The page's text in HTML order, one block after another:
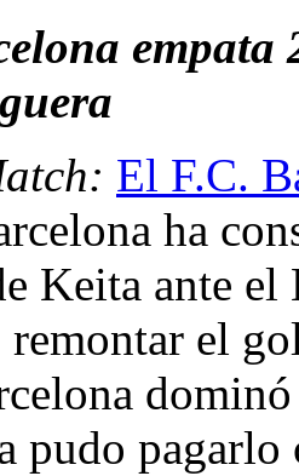
empata
El F.C.
ha
Keita ante el
el
pudo